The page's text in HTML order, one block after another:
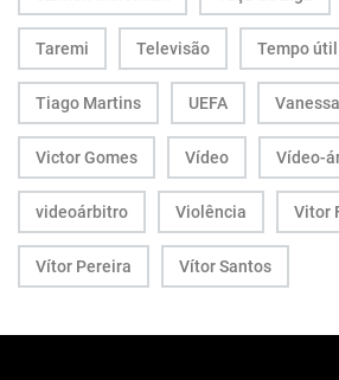
Taremi Televisão Tempo
Tiago Martins UEFA
Victor Gomes Vídeo Vídeo-
videoárbitro Violência Vitor
Vítor Pereira Vítor Santos